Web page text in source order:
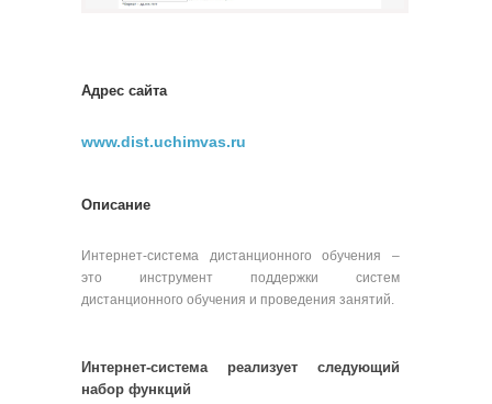
Адрес сайта
www.dist.uchimvas.ru
Описание
Интернет-система дистанционного обучения –
это инструмент поддержки систем
дистанционного обучения и проведения занятий.
Интернет-система реализует следующий
набор функций